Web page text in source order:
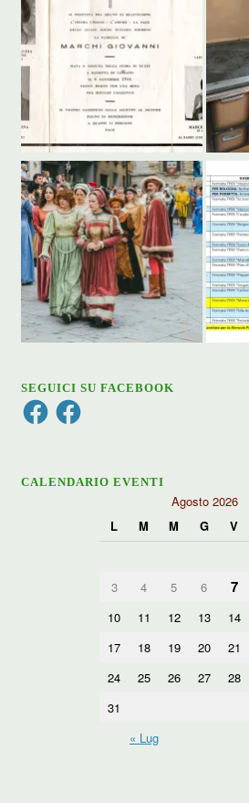
SEGUICI SU FACEBOOK
FacebookFacebook
CALENDARIO EVENTI
Agosto 2026
L
M M G V
3
4 5 6 7
10
11 12 13 14
17
18 19 20 21
24
25 26 27 28
31
« Lug